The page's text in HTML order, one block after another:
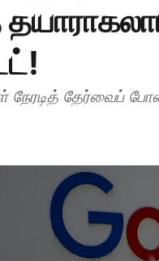
நேரடித் தேர்வைப்